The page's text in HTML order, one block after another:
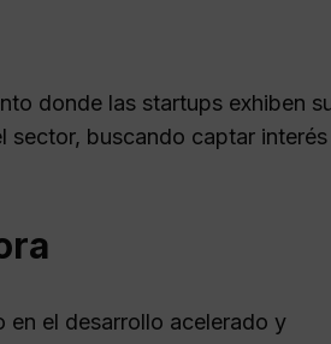
donde las startups exhiben
sector, buscando captar
el desarrollo acelerado y